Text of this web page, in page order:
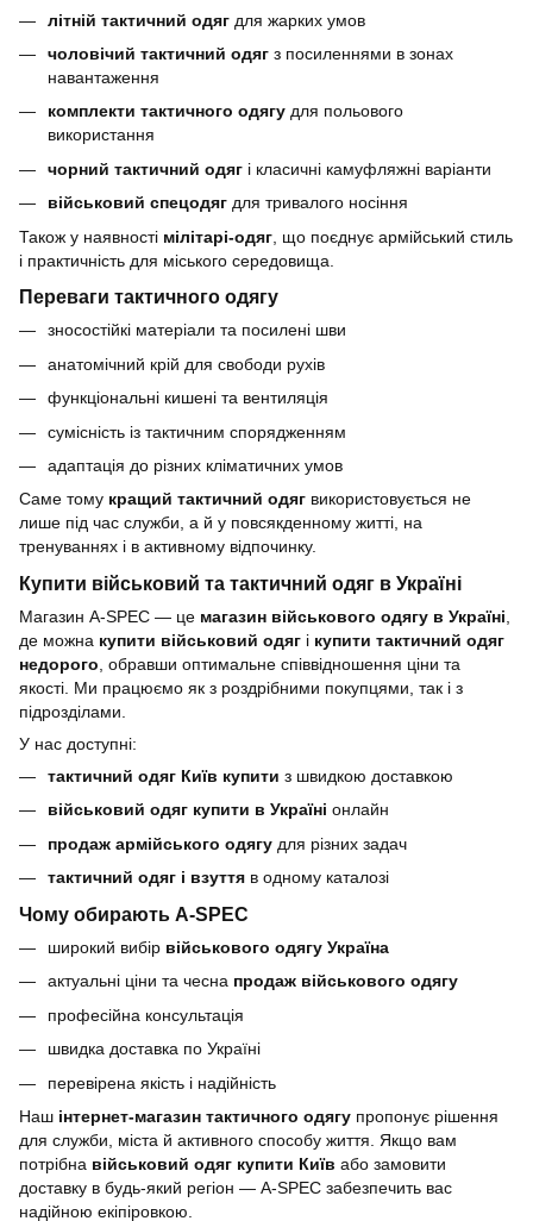
літній тактичний одяг для жарких умов
чоловічий тактичний одяг з посиленнями в зонах
навантаження
комплекти тактичного одягу для польового
використання
чорний тактичний одяг і класичні камуфляжні варіанти
військовий спецодяг для тривалого носіння
Також у наявності мілітарі-одяг , що поєднує армійський стиль
і практичність для міського середовища.
Переваги тактичного одягу
зносостійкі матеріали та посилені шви
анатомічний крій для свободи рухів
функціональні кишені та вентиляція
сумісність із тактичним спорядженням
адаптація до різних кліматичних умов
Саме тому кращий тактичний одяг використовується не
лише під час служби, а й у повсякденному житті, на
тренуваннях і в активному відпочинку.
Купити військовий та тактичний одяг в Україні
Магазин A-SPEC — це магазин військового одягу в Україні
де можна купити військовий одяг і купити тактичний одяг
недорого , обравши оптимальне співвідношення ціни та
якості. Ми працюємо як з роздрібними покупцями, так і з
підрозділами.
У нас доступні:
тактичний одяг Київ купити з швидкою доставкою
військовий одяг купити в Україні онлайн
продаж армійського одягу для різних задач
тактичний одяг і взуття в одному каталозі
Чому обирають A-SPEC
широкий вибір військового одягу Україна
актуальні ціни та чесна продаж військового одягу
професійна консультація
швидка доставка по Україні
перевірена якість і надійність
Наш інтернет-магазин тактичного одягу пропонує рішення
для служби, міста й активного способу життя. Якщо вам
потрібна військовий одяг купити Київ або замовити
доставку в будь-який регіон — A-SPEC забезпечить вас
надійною екіпіровкою.